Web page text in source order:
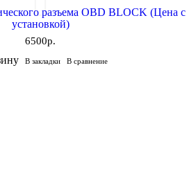
разъема OBD BLOCK (Цена с
установкой)
6500р.
В закладки В сравнение